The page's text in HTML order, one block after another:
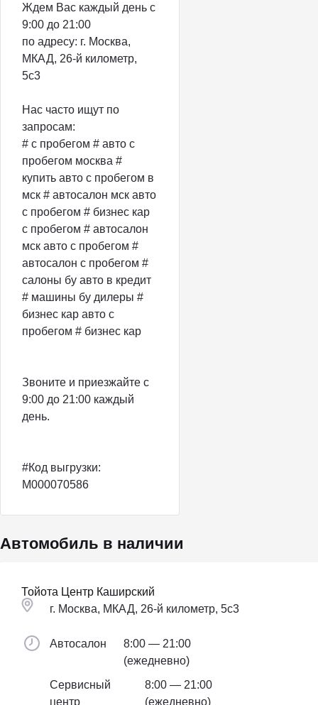
Ждем Вас каждый день с
9:00 до 21:00
по адресу: г. Москва,
МКАД, 26-й километр,
5с3
Нас часто ищут по
запросам:
# с пробегом # авто с
пробегом москва #
купить авто с пробегом в
мск # автосалон мск авто
с пробегом # бизнес кар
с пробегом # автосалон
мск авто с пробегом #
автосалон с пробегом #
салоны бу авто в кредит
# машины бу дилеры #
бизнес кар авто с
пробегом # бизнес кар
Звоните и приезжайте с
9:00 до 21:00 каждый
день.
#Код выгрузки:
M000070586
Автомобиль в наличии
Тойота Центр Каширский
г. Москва, МКАД, 26-й километр, 5с3
Автосалон
8:00 — 21:00
(ежедневно)
Сервисный
центр
8:00 — 21:00
(ежедневно)